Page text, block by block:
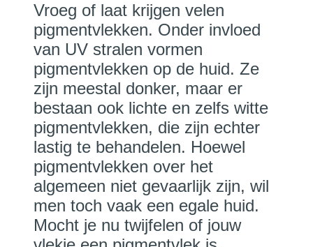
Vroeg of laat krijgen velen
pigmentvlekken. Onder invloed
van UV stralen vormen
pigmentvlekken op de huid. Ze
zijn meestal donker, maar er
bestaan ook lichte en zelfs witte
pigmentvlekken, die zijn echter
lastig te behandelen. Hoewel
pigmentvlekken over het
algemeen niet gevaarlijk zijn, wil
men toch vaak een egale huid.
Mocht je nu twijfelen of jouw